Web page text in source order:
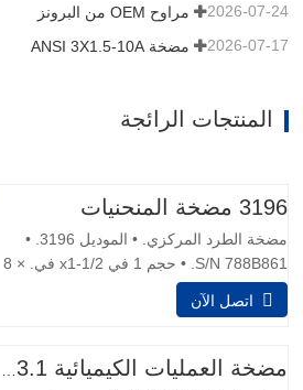
مراوح OEM من البرونز 2026-07-24
مضخة ANSI 3X1.5-10A 2026-07-17
المنتجات الرائجة
3196 مضخة المنحنيات
مضخة الطرد المركزي. • الموديل 3196. •
S/N 788B861. • حجم 1 في x1-1/2 في. × 8
في. • المياه تدفق الأختام الميكانيكية
أمبير، 3 مراحل، قدرة 14 gpm. • الأبعاد
اتصل الآن
مضخة العمليات الكيميائية ANSI B73.1